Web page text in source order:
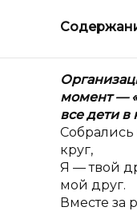
момент—
все дети в
Собрались
круг,
Я — твой
мой друг.
Вместе за